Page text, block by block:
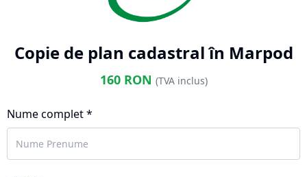
Copie de plan cadastral în Marpod
160RON (TVA inclus)
Nume complet *